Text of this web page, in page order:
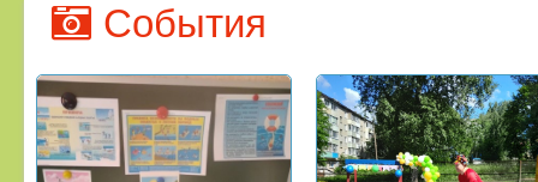
События